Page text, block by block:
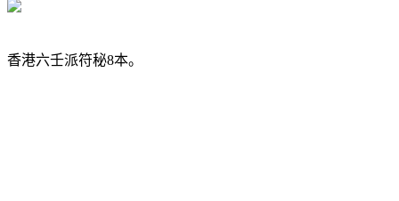
香港六壬派符秘8本。